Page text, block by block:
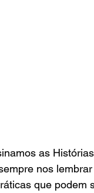
nos
que podem